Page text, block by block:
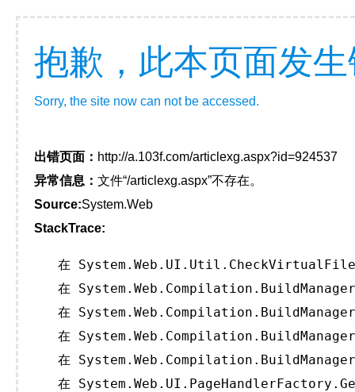
抱歉，此本页面发
Sorry, the site now can not be accessed.
出错页面： http://a.103f.com/articlexg.aspx?id=924537
异常信息： 文件“/articlexg.aspx”不存在。
Source:System.Web
StackTrace:
在
在
在
在
在
在